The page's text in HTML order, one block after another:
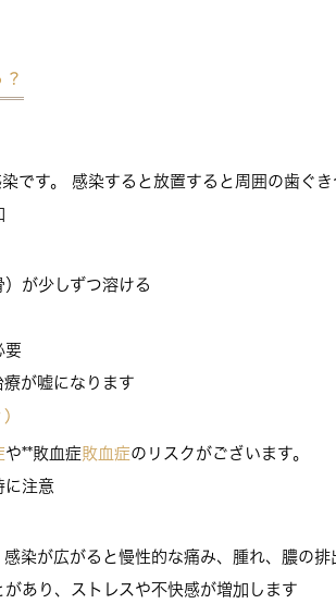
です。 感染すると放置すると周囲の歯ぐ
が少しずつ溶ける
要
が嘘になります
や**敗血症敗血症のリスクがございます。
に注意
染が広がると慢性的な痛み、腫れ、膿の排
あり、ストレスや不快感が増加します